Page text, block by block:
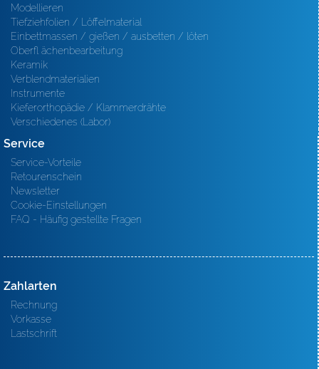
Modellieren
Tiefziehfolien / Löffelmaterial
Einbettmassen / gießen / ausbetten / löten
Oberfl ächenbearbeitung
Keramik
Verblendmaterialien
Instrumente
Kieferorthopädie / Klammerdrähte
Verschiedenes (Labor)
Service
Service-Vorteile
Retourenschein
Newsletter
Cookie-Einstellungen
FAQ - Häufig gestellte Fragen
Zahlarten
Rechnung
Vorkasse
Lastschrift